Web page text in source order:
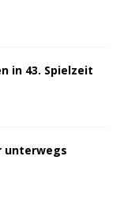
in 43. Spielzeit
unterwegs